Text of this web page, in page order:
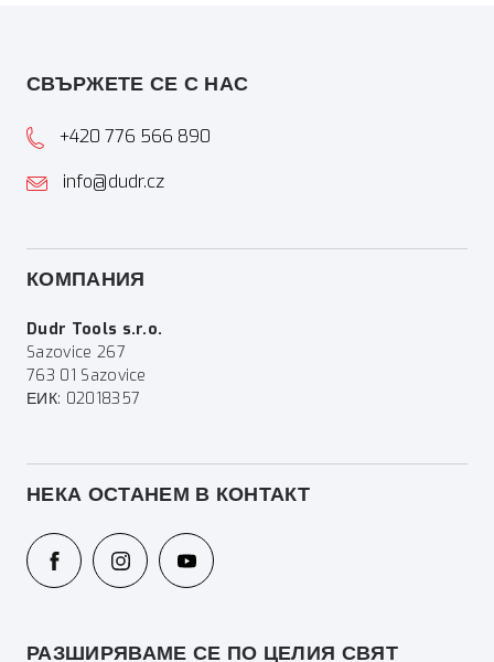
СВЪРЖЕТЕ СЕ С НАС
+420 776 566 890
info@dudr.cz
КОМПАНИЯ
Dudr Tools s.r.o.
Sazovice 267
763 01 Sazovice
ЕИК: 02018357
НЕКА ОСТАНЕМ В КОНТАКТ
РАЗШИРЯВАМЕ СЕ ПО ЦЕЛИЯ СВЯТ